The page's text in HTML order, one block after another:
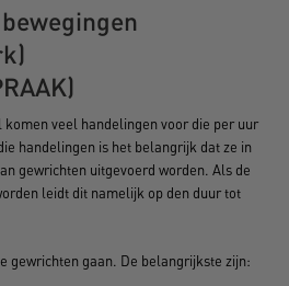
komen veel handelingen voor die per uur
handelingen is het belangrijk dat ze in
gewrichten uitgevoerd worden. Als de
leidt dit namelijk op den duur tot
gewrichten gaan. De belangrijkste zijn: